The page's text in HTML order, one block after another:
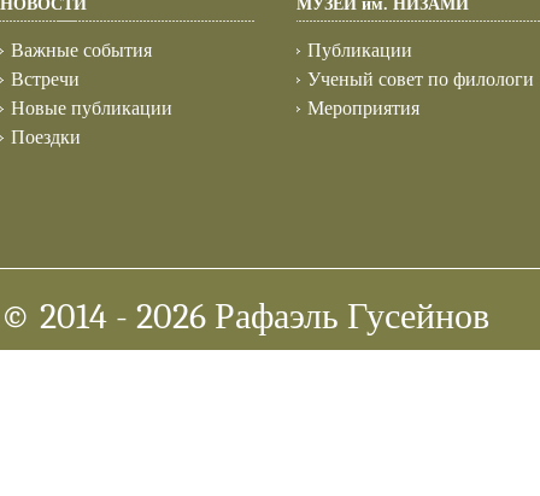
НОВОСТИ
Важные события
Встречи
Новые публикации
Поездки
МУЗЕЙ им. НИЗАМИ
Публикации
Ученый совет по филологи
Мероприятия
© 2014 - 2026 Рафаэль Гусейнов